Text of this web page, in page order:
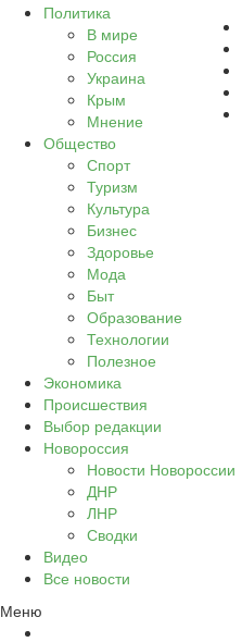
Политика
В мире
Россия
Украина
Крым
Мнение
Общество
Спорт
Туризм
Культура
Бизнес
Здоровье
Мода
Быт
Образование
Технологии
Полезное
Экономика
Происшествия
Выбор редакции
Новороссия
Новости Новороссии
ДНР
ЛНР
Сводки
Видео
Все новости
Меню